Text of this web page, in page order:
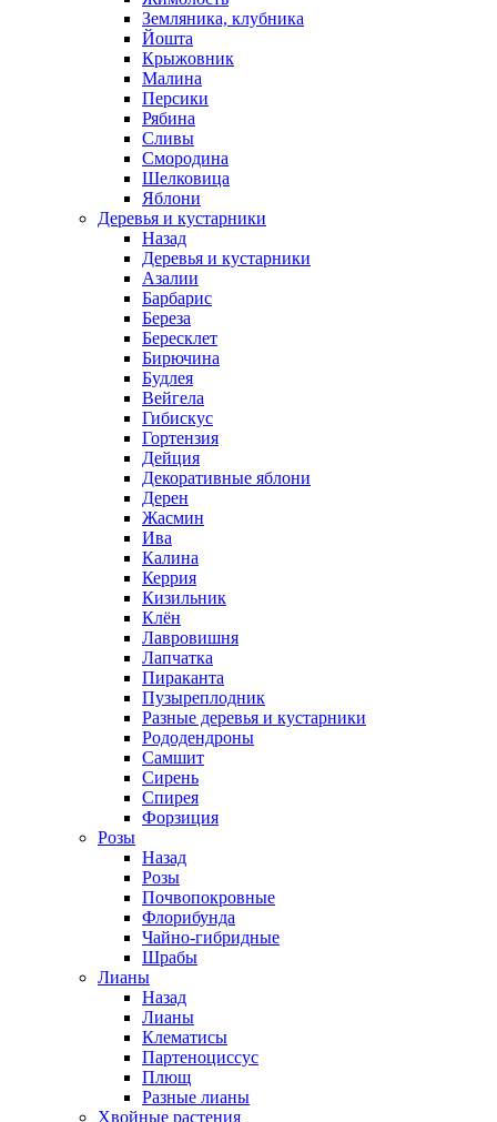
Земляника, клубника
Йошта
Крыжовник
Малина
Персики
Рябина
Сливы
Смородина
Шелковица
Яблони
Деревья и кустарники
Назад
Деревья и кустарники
Азалии
Барбарис
Береза
Бересклет
Бирючина
Будлея
Вейгела
Гибискус
Гортензия
Дейция
Декоративные яблони
Дерен
Жасмин
Ива
Калина
Керрия
Кизильник
Клён
Лавровишня
Лапчатка
Пираканта
Пузыреплодник
Разные деревья и кустарники
Рододендроны
Самшит
Сирень
Спирея
Форзиция
Розы
Назад
Розы
Почвопокровные
Флорибунда
Чайно-гибридные
Шрабы
Лианы
Назад
Лианы
Клематисы
Партеноциссус
Плющ
Разные лианы
Хвойные растения